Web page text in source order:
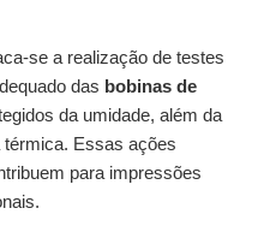
se a realização de testes
das bobinas de
da umidade, além da
Essas ações
para impressões